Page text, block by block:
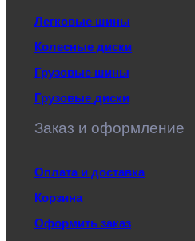
Легковые шины
Колесные диски
Грузовые шины
Грузовые диски
Заказ и оформление
Оплата и доставка
Корзина
Оформить заказ